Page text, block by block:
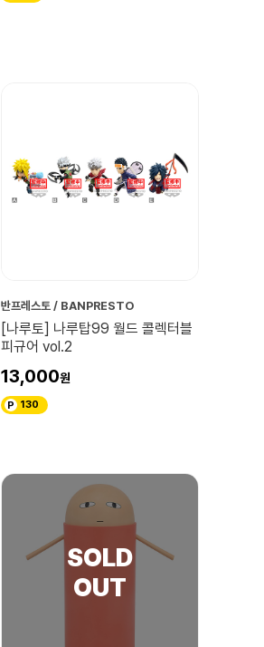
반프레스토 / BANPRESTO
[나루토] 나루탑99 월드 콜렉터블
피규어 vol.2
13,000
130